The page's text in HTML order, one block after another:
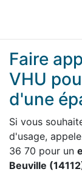
Faire
VHU
d'une
Si vous
d'usage,
36 70 pour un
Beuville